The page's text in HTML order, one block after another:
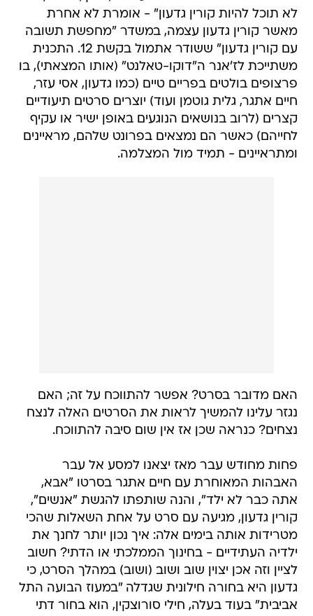
לא תוכל להיות קורין גדעון" - אומרת לא אחרת
מאשר קורין גדעון עצמה, במשדר "מחפשת תשובה
עם קורין גדעון" ששודר אתמול בקשת 12. התכנית
משתייכת לז'אנר ה"דוקו-טאלנט" (אותו המצאתי), בו
פרצופים בולטים בפריים טיים (כמו גדעון, אסי עזר,
חיים אתגר, גלית גוטמן ועוד) יוצרים סרטים תיעודיים
קצרים (לרוב בנושאים הנוגעים באופן ישיר או עקיף
לחייהם) כאשר הם נמצאים בפרונט שלהם, מראיינים
ומתראיינים - תמיד מול המצלמה.
האם מדובר בסרט? אפשר להתווכח על זה; האם
נגזר עלינו להמשיך לראות את הסרטים האלה לנצח
נצחים? כנראה שכן אז אין שום סיבה להתווכח.
פחות מחודש עבר מאז יצאנו למסע אל עבר
האבהות המאוחרת עם חיים אתגר בסרטו "אבא,
אתה כבר לא ילד", והנה שותפתו להגשת "אנשים",
קורין גדעון, מגיעה עם סרט על אחת השאלות שהכי
מטרידות אותה בימים אלה: איך נכון יותר לחנך את
ילדיה העתידיים - בחינוך הממלכתי או הדתי? חשוב
לציין וזה אכן יצוין שוב ושוב (ושוב) במהלך הסרט, כי
גדעון היא בחורה חילונית שגדלה "במעוז הבועה התל
אביבית" בעוד בעלה, חילי סורוצקין, הוא בחור דתי